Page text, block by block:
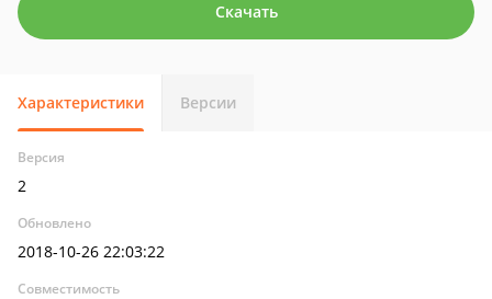
Скачать
Характеристики Версии
Версия
2
Обновлено
2018-10-26 22:03:22
Совместимость